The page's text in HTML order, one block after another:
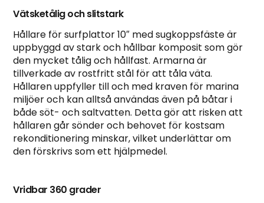
Vätsketålig och slitstark
Hållare för surfplattor 10″ med sugkoppsfäste är
uppbyggd av stark och hållbar komposit som gör
den mycket tålig och hållfast. Armarna är
tillverkade av rostfritt stål för att tåla väta.
Hållaren uppfyller till och med kraven för marina
miljöer och kan alltså användas även på båtar i
både söt- och saltvatten. Detta gör att risken att
hållaren går sönder och behovet för kostsam
rekonditionering minskar, vilket underlättar om
den förskrivs som ett hjälpmedel.
Vridbar 360 grader